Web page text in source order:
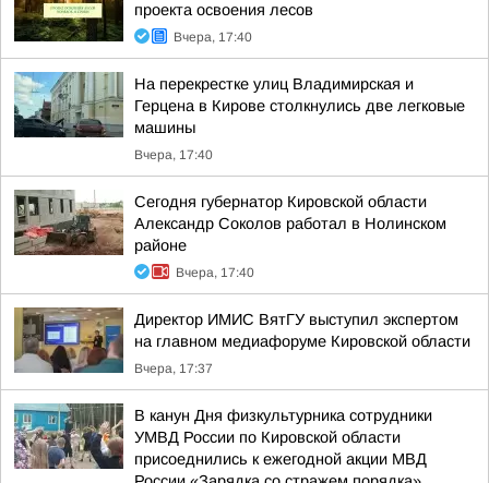
проекта освоения лесов
Вчера, 17:40
На перекрестке улиц Владимирская и
Герцена в Кирове столкнулись две легковые
машины
Вчера, 17:40
Сегодня губернатор Кировской области
Александр Соколов работал в Нолинском
районе
Вчера, 17:40
Директор ИМИС ВятГУ выступил экспертом
на главном медиафоруме Кировской области
Вчера, 17:37
В канун Дня физкультурника сотрудники
УМВД России по Кировской области
присоеднились к ежегодной акции МВД